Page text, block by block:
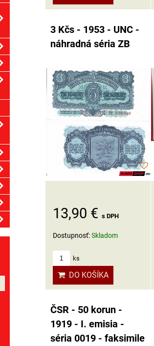
3 Kčs - 1953 - UNC -
náhradná séria ZB
13,90 € s DPH
Dostupnosť:Skladom
ks
DO KOŠÍKA
ČSR - 50 korun -
1919 - I. emisia -
séria 0019 - faksimile